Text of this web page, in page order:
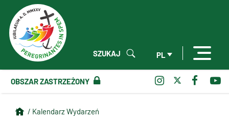
PL
SZUKAJ
OBSZAR ZASTRZEŻONY
/ Kalendarz Wydarzeń